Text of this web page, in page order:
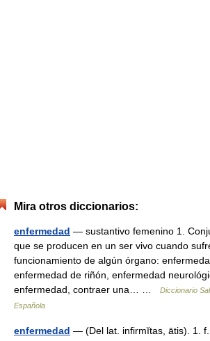
Mira otros diccionarios:
enfermedad — sustantivo femenino 1.
que se producen en un ser vivo cuando
funcionamiento de algún órgano:
enfermedad de riñón, enfermedad
enfermedad, contraer una… …
Diccionario
Española
enfermedad — (Del lat. infirmĭtas, ātis). 1.